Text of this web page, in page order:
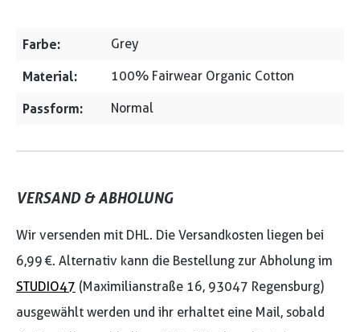
Farbe: Grey
Material: 100% Fairwear Organic Cotton
Passform: Normal
VERSAND & ABHOLUNG
Wir versenden mit DHL. Die Versandkosten liegen bei
6,99 €. Alternativ kann die Bestellung zur Abholung im
STUDIO47 (Maximilianstraße 16, 93047 Regensburg)
ausgewählt werden und ihr erhaltet eine Mail, sobald